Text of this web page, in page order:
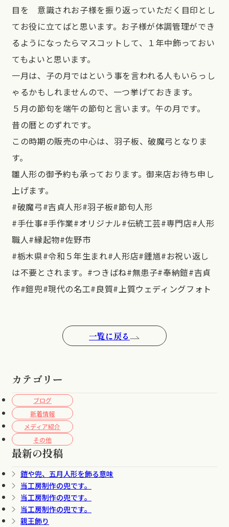
カテゴリー
ブログ
新着情報
メディア紹介
その他
最新の投稿
鎧や兜、五月人形を飾る意味
当工房制作の兜です。
当工房制作の兜です。
当工房制作の兜です。
親王飾り
目を 意識されお子様を振り返っていただく目印とし
てお役に立てばと思います。お子様が体調管理ができ
るようになったらマスコットして、１年中飾っておい
てもよいと思います。
一月は、子の月ではという事を言われる人もいらっし
ゃるかもしれませんので、一つ挙げておきます。
５月の節句を端午の節句と言います。午の月です。
昔の暦とのずれです。
この時期の販売の中心は、羽子板、破魔弓となりま
す。
雛人形の御予約も承っております。御来店お待ち申し
上げます。
#破魔弓#吉貞人形#羽子板#節句人形
#手仕事#手作業#オリジナル#伝統工芸#専門店#人形
職人#縁起物#佐野市
#栃木県#令和５年生まれ#人形店#鍾馗#お祝い返し
は不要とされます。#つきばね#無患子#奉納鎧#吉貞
作#鎧兜#現代の名工#良質#上質ウェディングフォト
一覧に戻る